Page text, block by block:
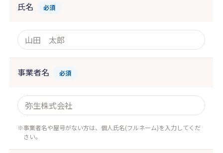
氏名 必須
事業者名 必須
事業者名や屋号がない方は、個人氏名(フルネーム)を入力してくだ
さい。